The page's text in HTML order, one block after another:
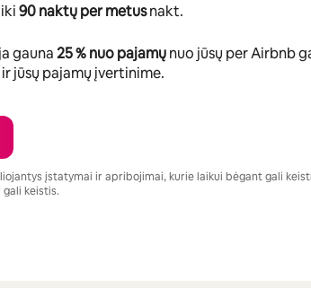
90 naktų per metusnakt.
gauna25 % nuo pajamųnuo jūsų per Airbnb
jūsų pajamų įvertinime.
įstatymai ir apribojimai, kurie laikui bėgant gali
keistis.